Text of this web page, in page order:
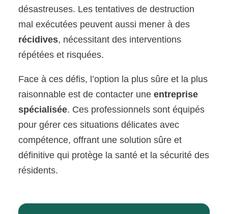
désastreuses. Les tentatives de destruction
mal exécutées peuvent aussi mener à des
récidives, nécessitant des interventions
répétées et risquées.
Face à ces défis, l’option la plus sûre et la plus
raisonnable est de contacter uneentreprise
spécialisée. Ces professionnels sont équipés
pour gérer ces situations délicates avec
compétence, offrant une solution sûre et
définitive qui protège la santé et la sécurité des
résidents.